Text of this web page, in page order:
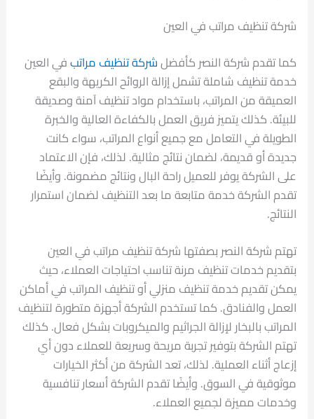
شركة تنظيف مراتب في العين
كما تقدم شركة النصر كأفضلشركة تنظيف مراتبفي العين
خدمة تنظيف شاملة تشمل إزالة الروائح الكريهة والبقع
العميقة من المراتب، باستخدام مواد تنظيف آمنة وصديقة
للبيئة. كذلك يتميز فريق العمل بالكفاءة العالية والخبرة
الطويلة في التعامل مع جميع أنواع المراتب، سواء كانت
جديدة أو قديمة، لضمان نتائج مثالية. لذلك، فإن الاعتماد
على الشركة يوفر للعميل راحة البال ونتائج مضمونة. وأيضًا
تقدم الشركة خدمة متابعة ما بعد التنظيف لضمان استمرار
النتائج.
تهتم شركة النصر بصفتها شركة تنظيف مراتب في العين
بتقديم خدمات تنظيف مرنة تناسب احتياجات العملاء، حيث
يمكن تقديم خدمة تنظيف منزلي أو تنظيف المراتب في أماكن
العمل والفنادق. كما تستخدم الشركة أجهزة متطورة لتنظيف
المراتب بالبخار لإزالة الجراثيم والميكروبات بشكل فعال. كذلك
تهتم الشركة بتوفير تجربة مريحة وسريعة للعملاء دون أي
إزعاج أثناء العملية. لذلك، تعد الشركة من أكثر الخيارات
موثوقية في السوق. وأيضًا تقدم الشركة أسعار تنافسية
وخدمات مميزة لجميع العملاء.